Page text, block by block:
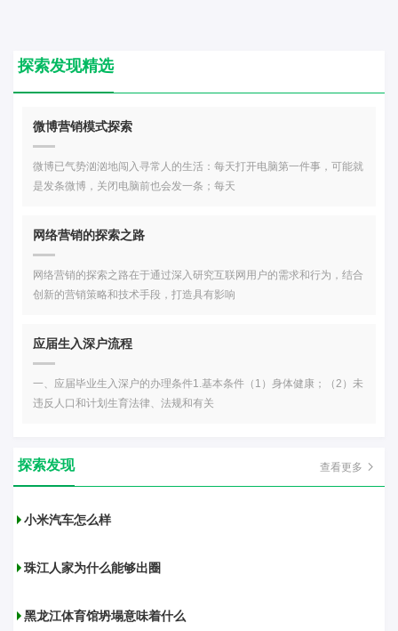
探索发现精选
微博营销模式探索
微博已气势汹汹地闯入寻常人的生活：每天打开电脑第一件事，可能就
是发条微博，关闭电脑前也会发一条；每天
网络营销的探索之路
网络营销的探索之路在于通过深入研究互联网用户的需求和行为，结合
创新的营销策略和技术手段，打造具有影响
应届生入深户流程
一、应届毕业生入深户的办理条件1.基本条件（1）身体健康；（2）未
违反人口和计划生育法律、法规和有关
探索发现 查看更多
小米汽车怎么样
珠江人家为什么能够出圈
黑龙江体育馆坍塌意味着什么